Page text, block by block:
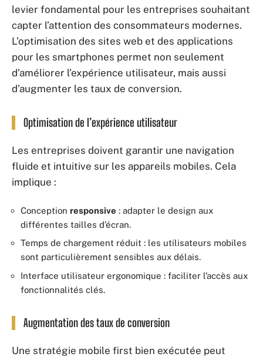
levier fondamental pour les entreprises souhaitant
capter l’attention des consommateurs modernes.
L’optimisation des sites web et des applications
pour les smartphones permet non seulement
d’améliorer l’expérience utilisateur, mais aussi
d’augmenter les taux de conversion.
Optimisation de l’expérience utilisateur
Les entreprises doivent garantir une navigation
fluide et intuitive sur les appareils mobiles. Cela
implique :
Conception responsive : adapter le design aux
différentes tailles d’écran.
Temps de chargement réduit : les utilisateurs mobiles
sont particulièrement sensibles aux délais.
Interface utilisateur ergonomique : faciliter l’accès aux
fonctionnalités clés.
Augmentation des taux de conversion
Une stratégie mobile first bien exécutée peut